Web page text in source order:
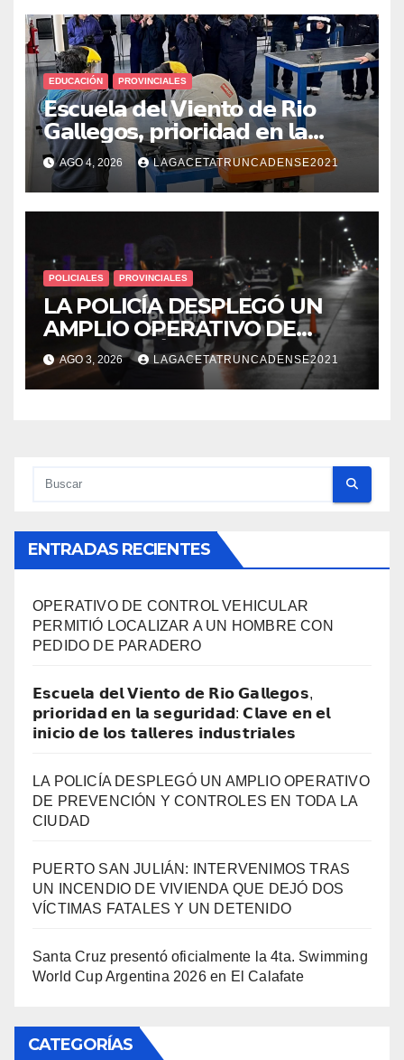
EDUCACIÓN PROVINCIALES
𝗘𝘀𝗰𝘂𝗲𝗹𝗮 𝗱𝗲𝗹 𝗩𝗶𝗲𝗻𝘁𝗼 𝗱𝗲 𝗥𝗶𝗼
𝗚𝗮𝗹𝗹𝗲𝗴𝗼𝘀, 𝗽𝗿𝗶𝗼𝗿𝗶𝗱𝗮𝗱 𝗲𝗻 𝗹𝗮
𝘀𝗲𝗴𝘂𝗿𝗶𝗱𝗮𝗱: 𝗖𝗹𝗮𝘃𝗲 𝗲𝗻 𝗲𝗹 𝗶𝗻𝗶𝗰𝗶𝗼
𝗱𝗲 𝗹𝗼𝘀 𝘁𝗮𝗹𝗹𝗲𝗿𝗲𝘀 𝗶𝗻𝗱𝘂𝘀𝘁𝗿𝗶𝗮𝗹𝗲𝘀
AGO 4, 2026 LAGACETATRUNCADENSE2021
POLICIALES PROVINCIALES
LA POLICÍA DESPLEGÓ UN
AMPLIO OPERATIVO DE
PREVENCIÓN Y CONTROLES
EN TODA LA CIUDAD
AGO 3, 2026 LAGACETATRUNCADENSE2021
ENTRADAS RECIENTES
OPERATIVO DE CONTROL VEHICULAR
PERMITIÓ LOCALIZAR A UN HOMBRE CON
PEDIDO DE PARADERO
𝗘𝘀𝗰𝘂𝗲𝗹𝗮 𝗱𝗲𝗹 𝗩𝗶𝗲𝗻𝘁𝗼 𝗱𝗲 𝗥𝗶𝗼 𝗚𝗮𝗹𝗹𝗲𝗴𝗼𝘀,
𝗽𝗿𝗶𝗼𝗿𝗶𝗱𝗮𝗱 𝗲𝗻 𝗹𝗮 𝘀𝗲𝗴𝘂𝗿𝗶𝗱𝗮𝗱: 𝗖𝗹𝗮𝘃𝗲 𝗲𝗻 𝗲𝗹
𝗶𝗻𝗶𝗰𝗶𝗼 𝗱𝗲 𝗹𝗼𝘀 𝘁𝗮𝗹𝗹𝗲𝗿𝗲𝘀 𝗶𝗻𝗱𝘂𝘀𝘁𝗿𝗶𝗮𝗹𝗲𝘀
LA POLICÍA DESPLEGÓ UN AMPLIO OPERATIVO
DE PREVENCIÓN Y CONTROLES EN TODA LA
CIUDAD
PUERTO SAN JULIÁN: INTERVENIMOS TRAS
UN INCENDIO DE VIVIENDA QUE DEJÓ DOS
VÍCTIMAS FATALES Y UN DETENIDO
Santa Cruz presentó oficialmente la 4ta. Swimming
World Cup Argentina 2026 en El Calafate
CATEGORÍAS